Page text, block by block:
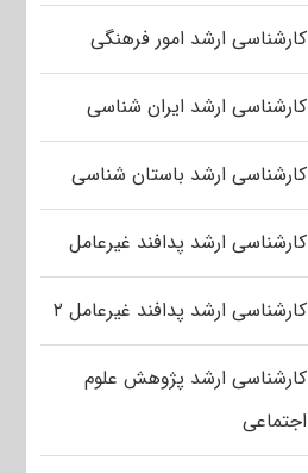
کارشناسی ارشد امور فرهنگی
کارشناسی ارشد ایران شناسی
کارشناسی ارشد باستان شناسی
کارشناسی ارشد پدافند غیرعامل
کارشناسی ارشد پدافند غیرعامل ۲
کارشناسی ارشد پژوهش علوم
اجتماعی